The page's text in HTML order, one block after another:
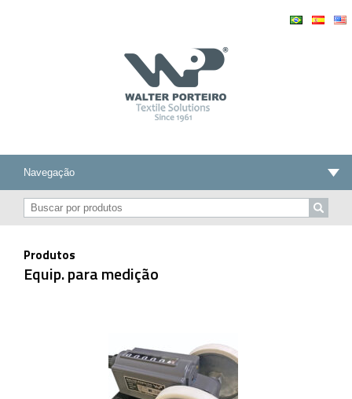
Produtos
Equip. para medição